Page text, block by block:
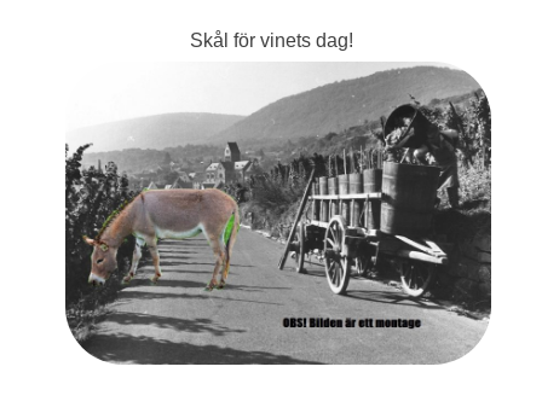
Skål för vinets dag!